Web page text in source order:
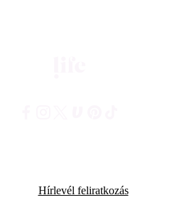
Hírlevél feliratkozás